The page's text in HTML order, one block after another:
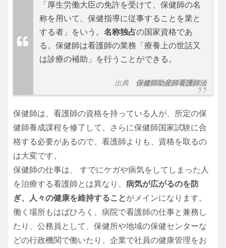
「厚生労働大臣の免許を受けて、保健師の名
称を用いて、保健指導に従事することを業と
する者」をいう。 名称独占の国家資格であ
る。保健師は看護師の業務「療養上の世話又
は診療の補助」を行うことができる。
出典 保健師助産師看護師法
保健師は、看護師の資格を持っている人が、所定の保
健師養成課程を修了して、さらに保健師国家試験に合
格する必要があるので、看護師よりも、資格を取るの
は大変です。
保健師の仕事は、 すでにケガや病気をしてしまった人
を治療する看護師とは異なり、 病気が広がるのを防
ぎ、人々の健康を維持することがメインになります。
働く場所もはばひろく、病院で看護師の仕事と兼務し
たり、公務員として、保健所や地域の保健センターな
どの行政機関で働いたり、企業で社員の健康管理をお